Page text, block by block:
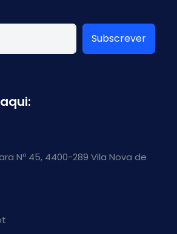
Subscrever
Nº 45, 4400-289 Vila Nova de